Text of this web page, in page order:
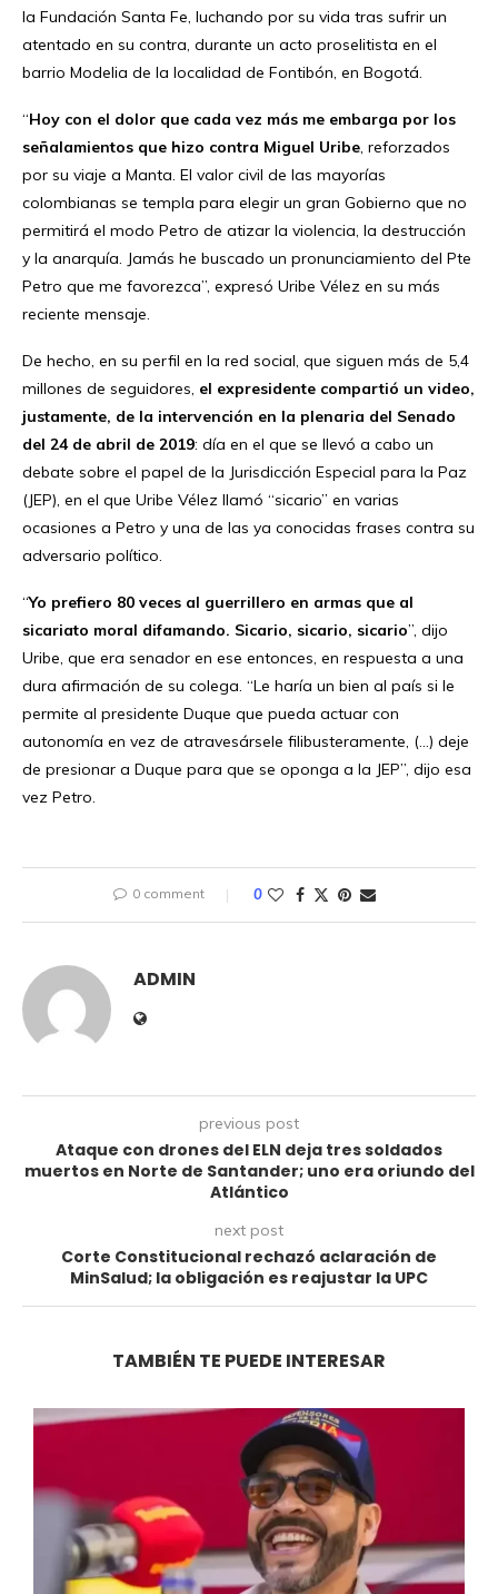
la Fundación Santa Fe, luchando por su vida tras sufrir un
atentado en su contra, durante un acto proselitista en el
barrio Modelia de la localidad de Fontibón, en Bogotá.
“Hoy con el dolor que cada vez más me embarga por los
señalamientos que hizo contra Miguel Uribe, reforzados
por su viaje a Manta. El valor civil de las mayorías
colombianas se templa para elegir un gran Gobierno que no
permitirá el modo Petro de atizar la violencia, la destrucción
y la anarquía. Jamás he buscado un pronunciamiento del Pte
Petro que me favorezca”, expresó Uribe Vélez en su más
reciente mensaje.
De hecho, en su perfil en la red social, que siguen más de 5,4
millones de seguidores, el expresidente compartió un video,
justamente, de la intervención en la plenaria del Senado
del 24 de abril de 2019: día en el que se llevó a cabo un
debate sobre el papel de la Jurisdicción Especial para la Paz
(JEP), en el que Uribe Vélez llamó “sicario” en varias
ocasiones a Petro y una de las ya conocidas frases contra su
adversario político.
“Yo prefiero 80 veces al guerrillero en armas que al
sicariato moral difamando. Sicario, sicario, sicario”, dijo
Uribe, que era senador en ese entonces, en respuesta a una
dura afirmación de su colega. “Le haría un bien al país si le
permite al presidente Duque que pueda actuar con
autonomía en vez de atravesársele filibusteramente, (…) deje
de presionar a Duque para que se oponga a la JEP”, dijo esa
vez Petro.
0 comment 0
ADMIN
previous post
Ataque con drones del ELN deja tres soldados
muertos en Norte de Santander; uno era oriundo del
Atlántico
next post
Corte Constitucional rechazó aclaración de
MinSalud; la obligación es reajustar la UPC
TAMBIÉN TE PUEDE INTERESAR